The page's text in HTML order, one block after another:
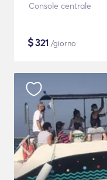
Console centrale
$321 /giorno